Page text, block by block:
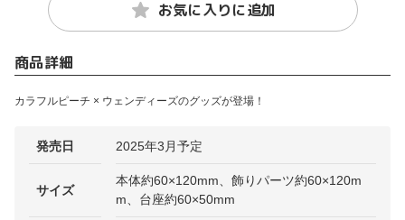
お気に入りに追加
商品詳細
カラフルピーチ × ウェンディーズのグッズが登場！
発売日 2025年3月予定
サイズ
本体約60×120mm、飾りパーツ約60×120m
m、台座約60×50mm